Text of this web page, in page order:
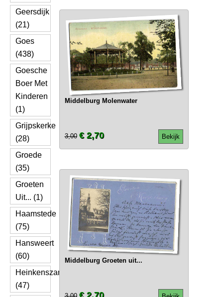
Geersdijk
(21)
Goes
(438)
Goesche
Boer Met
Kinderen
(1)
Grijpskerke
(28)
Groede
(35)
Groeten
Uit... (1)
Haamstede
(75)
Hansweert
(60)
Heinkenszand
(47)
Middelburg Molenwater
Bekijk
3,00 € 2,70
Middelburg Groeten uit...
€ 2,70